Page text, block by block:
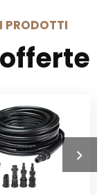
PRODOTTI